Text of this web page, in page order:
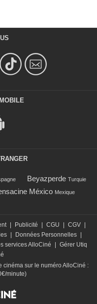
Beyazperde Turquie
México Mexique
| Publicité | CGU | CGV |
| Données Personnelles |
services AlloCiné | Gérer Utiq
cinéma sur le numéro AlloCiné :
minute)